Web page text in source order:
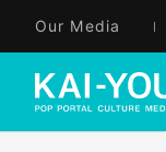
Our Media